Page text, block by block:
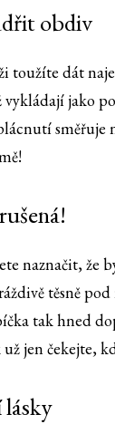
obdiv
toužíte dát
jako
směřuje
naznačit, že
těsně
tak hned
jen čekejte,